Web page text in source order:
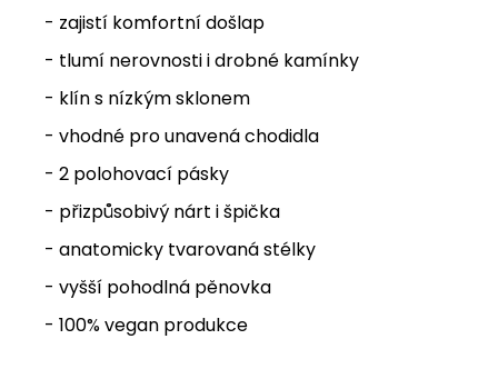
- zajistí komfortní došlap
- tlumí nerovnosti i drobné kamínky
- klín s nízkým sklonem
- vhodné pro unavená chodidla
- 2 polohovací pásky
- přizpůsobivý nárt i špička
- anatomicky tvarovaná stélky
- vyšší pohodlná pěnovka
- 100% vegan produkce